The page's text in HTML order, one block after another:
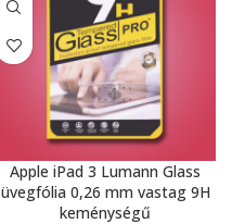
Apple iPad 3 Lumann Glass
üvegfólia 0,26 mm vastag 9H
keménységű